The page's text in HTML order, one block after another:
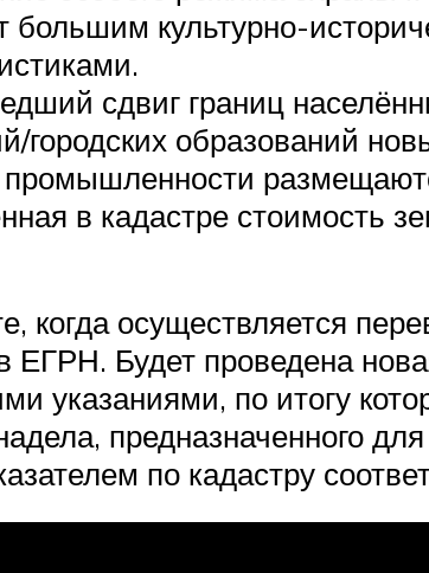
большим культурно-
сдвиг границ
городских образований
в кадастре стоимость
когда осуществляется
ЕГРН. Будет проведена
указаниями, по итогу
предназначенного
по кадастру